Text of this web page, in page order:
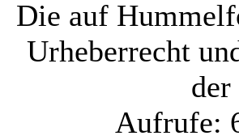
Die auf
Urheberrecht
Aufrufe: